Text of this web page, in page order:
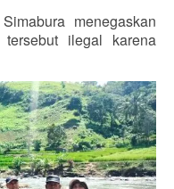
menegaskan
tersebut ilegal karena